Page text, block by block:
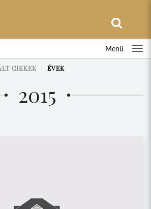
Menü
CIKKEK ÉVEK
2015